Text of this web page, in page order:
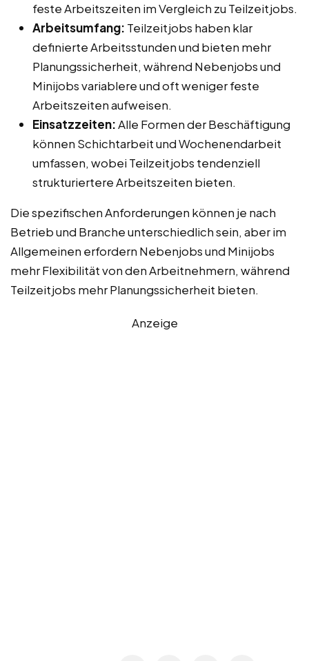
feste Arbeitszeiten im Vergleich zu Teilzeitjobs.
Arbeitsumfang: Teilzeitjobs haben klar
definierte Arbeitsstunden und bieten mehr
Planungssicherheit, während Nebenjobs und
Minijobs variablere und oft weniger feste
Arbeitszeiten aufweisen.
Einsatzzeiten:Alle Formen der Beschäftigung
können Schichtarbeit und Wochenendarbeit
umfassen, wobei Teilzeitjobs tendenziell
strukturiertere Arbeitszeiten bieten.
Die spezifischen Anforderungen können je nach
Betrieb und Branche unterschiedlich sein, aber im
Allgemeinen erfordern Nebenjobs und Minijobs
mehr Flexibilität von den Arbeitnehmern, während
Teilzeitjobs mehr Planungssicherheit bieten.
Anzeige